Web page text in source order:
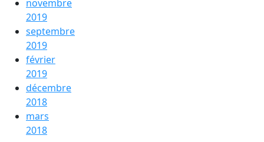
novembre
2019
septembre
2019
février
2019
décembre
2018
mars
2018